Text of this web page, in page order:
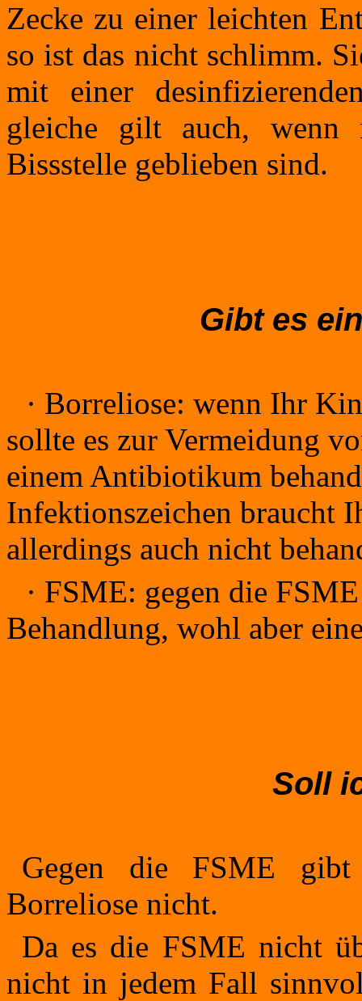
Zecke zu einer leichten
so ist das nicht schlimm.
mit einer
gleiche gilt auch,
Bissstelle geblieben sind.
Gibt es
· Borreliose: wenn Ihr
sollte es zur Vermeidung
einem Antibiotikum
Infektionszeichen braucht
allerdings auch nicht
· FSME: gegen die
Behandlung, wohl aber
Soll
Gegen die FSME
Borreliose nicht.
Da es die FSME nicht
nicht in jedem Fall